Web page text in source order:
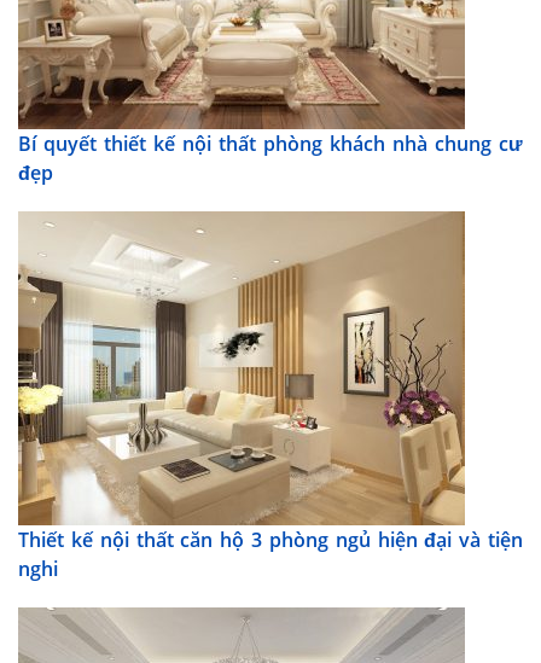
Bí quyết thiết kế nội thất phòng khách nhà chung cư
đẹp
Thiết kế nội thất căn hộ 3 phòng ngủ hiện đại và tiện
nghi